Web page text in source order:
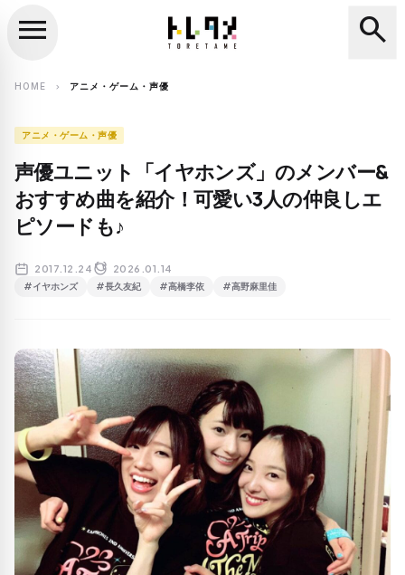
search
menu search
HOME chevron_right アニメ・ゲーム・声優
アニメ・ゲーム・声優
声優ユニット「イヤホンズ」のメンバー&
おすすめ曲を紹介！可愛い3人の仲良しエ
ピソードも♪
2017.12.24 2026.01.14
#イヤホンズ #長久友紀 #高橋李依 #高野麻里佳